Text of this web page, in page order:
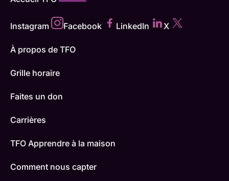
Instagram Facebook LinkedIn X
À propos de TFO
Grille horaire
Faites un don
Carrières
TFO Apprendre à la maison
Comment nous capter